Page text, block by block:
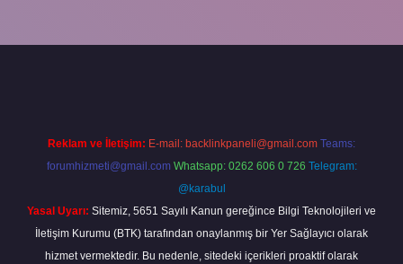
Reklam ve İletişim: E-mail: backlinkpaneli@gmail.com Teams:
forumhizmeti@gmail.com Whatsapp: 0262 606 0 726 Telegram:
@karabul
Yasal Uyarı: Sitemiz, 5651 Sayılı Kanun gereğince Bilgi Teknolojileri ve
İletişim Kurumu (BTK) tarafından onaylanmış bir Yer Sağlayıcı olarak
hizmet vermektedir. Bu nedenle, sitedeki içerikleri proaktif olarak